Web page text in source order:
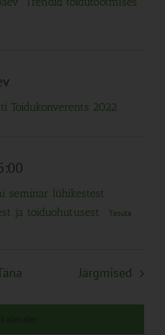
Toidukonverents 2022
seminar lühikestest
ja toiduohutusest
Tasuta
Järgmised